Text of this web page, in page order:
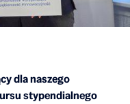
dla naszego
stypendialnego